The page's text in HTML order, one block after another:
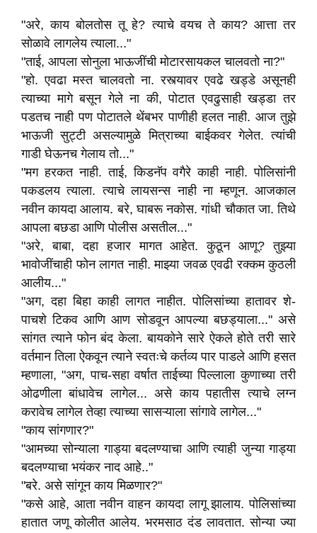
"अरे, काय बोलतोस तू हे? त्याचे वयच ते काय? आत्ता तर
सोळावे लागलेय त्याला..."
"ताई, आपला सोनुला भाऊजींची मोटारसायकल चालवतो ना?"
"हो. एवढा मस्त चालवतो ना. रस्त्यावर एवढे खड्डे असूनही
त्याच्या मागे बसून गेले ना की, पोटात एवढुसाही खड्डा तर
पडतच नाही पण पोटातले थेंबभर पाणीही हलत नाही. आज तुझे
भाऊजी सुट्टी असल्यामुळे मित्राच्या बाईकवर गेलेत. त्यांची
गाडी घेऊनच गेलाय तो..."
"मग हरकत नाही. ताई, किडनॅप वगैरे काही नाही. पोलिसांनी
पकडलय त्याला. त्याचे लायसन्स नाही ना म्हणून. आजकाल
नवीन कायदा आलाय. बरे, घाबरू नकोस. गांधी चौकात जा. तिथे
आपला बछडा आणि पोलीस असतील..."
"अरे, बाबा, दहा हजार मागत आहेत. कुठून आणू? तुझ्या
भावोजींचाही फोन लागत नाही. माझ्या जवळ एवढी रक्कम कुठली
आलीय..."
"अग, दहा बिहा काही लागत नाहीत. पोलिसांच्या हातावर शे-
पाचशे टिकव आणि आण सोडवून आपल्या बछड्याला..." असे
सांगत त्याने फोन बंद केला. बायकोने सारे ऐकले होते तरी सारे
वर्तमान तिला ऐकवून त्याने स्वतःचे कर्तव्य पार पाडले आणि हसत
म्हणाला, "अग, पाच-सहा वर्षात ताईच्या पिल्लाला कुणाच्या तरी
ओढणीला बांधावेच लागेल... असे काय पहातीस त्याचे लग्न
करावेच लागेल तेव्हा त्याच्या सासऱ्याला सांगावे लागेल..."
"काय सांगणार?"
"आमच्या सोन्याला गाड्या बदलण्याचा आणि त्याही जुन्या गाड्या
बदलण्याचा भयंकर नाद आहे.."
"बरे. असे सांगून काय मिळणार?"
"कसे आहे, आता नवीन वाहन कायदा लागू झालाय. पोलिसांच्या
हातात जणू कोलीत आलेय. भरमसाठ दंड लावतात. सोन्या ज्या